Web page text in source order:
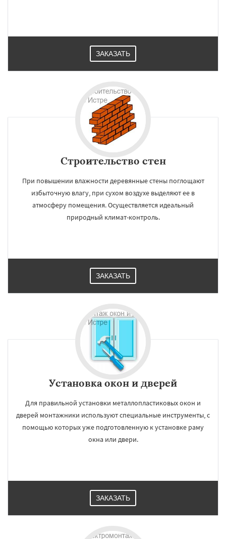
ЗАКАЗАТЬ
Строительство стен
При повышении влажности деревянные стены поглощают
избыточную влагу, при сухом воздухе выделяют ее в
атмосферу помещения. Осуществляется идеальный
природный климат-контроль.
ЗАКАЗАТЬ
Установка окон и дверей
Для правильной установки металлопластиковых окон и
дверей монтажники используют специальные инструменты, с
помощью которых уже подготовленную к установке раму
окна или двери.
ЗАКАЗАТЬ